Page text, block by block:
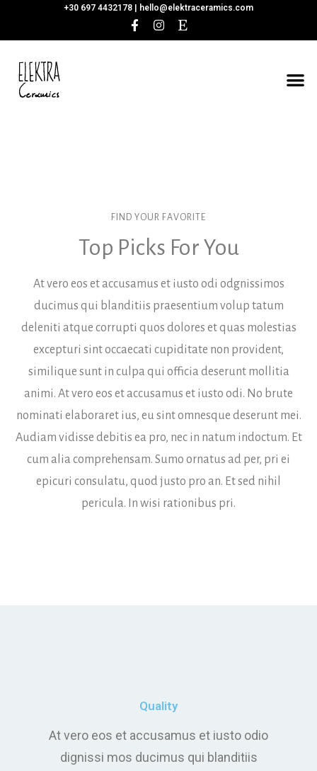
+30 697 4432178 | hello@elektraceramics.com
FIND YOUR FAVORITE
Top Picks For You
At vero eos et accusamus et iusto odi odgnissimos
ducimus qui blanditiis praesentium volup tatum
deleniti atque corrupti quos dolores et quas molestias
excepturi sint occaecati cupiditate non provident,
similique sunt in culpa qui officia deserunt mollitia
animi. At vero eos et accusamus et iusto odi. No brute
nominati elaboraret ius, eu sint omnesque deserunt mei.
Audiam vidisse debitis ea pro, nec in natum indoctum. Et
cum alia comprehensam. Sumo ornatus ad per, pri ei
epicuri consulatu, quod justo pro an. Et sed nihil
pericula. In wisi rationibus pri.
Quality
At vero eos et accusamus et iusto odio
dignissi mos ducimus qui blanditiis